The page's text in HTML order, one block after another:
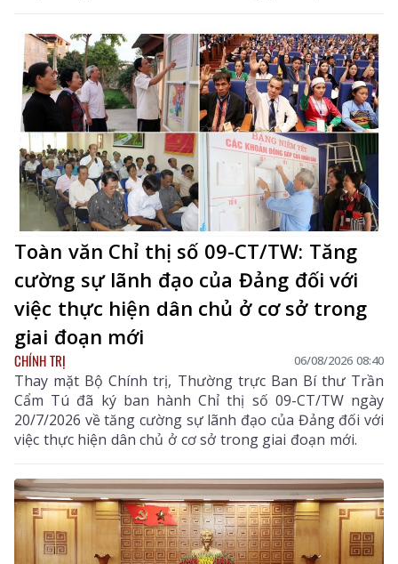
Toàn văn Chỉ thị số 09-CT/TW: Tăng
cường sự lãnh đạo của Đảng đối với
việc thực hiện dân chủ ở cơ sở trong
giai đoạn mới
CHÍNH TRỊ 06/08/2026 08:40
Thay mặt Bộ Chính trị, Thường trực Ban Bí thư Trần
Cẩm Tú đã ký ban hành Chỉ thị số 09-CT/TW ngày
20/7/2026 về tăng cường sự lãnh đạo của Đảng đối với
việc thực hiện dân chủ ở cơ sở trong giai đoạn mới.